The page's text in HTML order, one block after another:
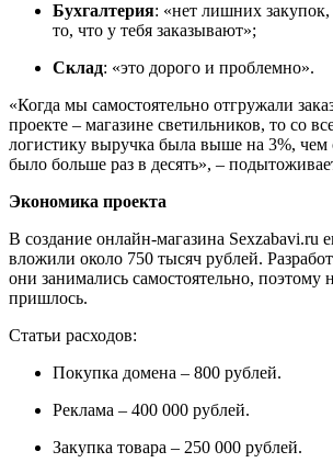
Бухгалтерия: «нет лишних
то, что у тебя заказывают»;
Склад: «это дорого и проблемно».
«Когда мы самостоятельно отгружали
проекте – магазине светильников, то со
логистику выручка была выше на 3%, чем
было больше раз в десять», –
Экономика проекта
В создание онлайн-магазина Sexzabavi.ru
вложили около 750 тысяч рублей.
они занимались самостоятельно, поэтому
пришлось.
Статьи расходов:
Покупка домена – 800 рублей.
Реклама – 400 000 рублей.
Закупка товара – 250 000 рублей.